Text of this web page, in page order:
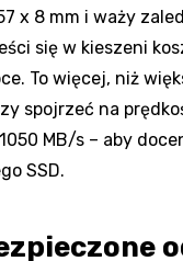
x 8 mm i waży
się w kieszeni
To więcej, niż
spojrzeć na
MB/s – aby
SSD.